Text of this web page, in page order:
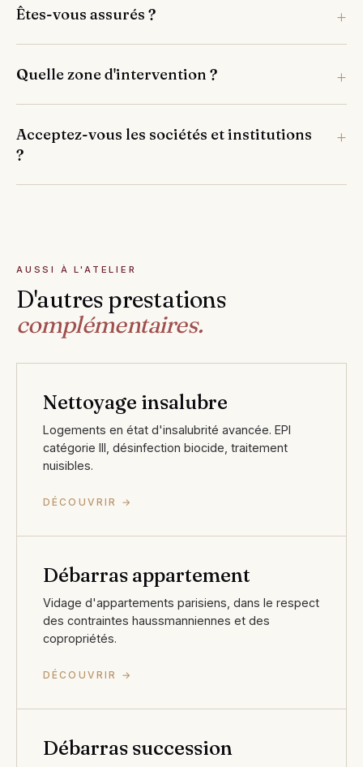
Êtes-vous assurés ?
Quelle zone d'intervention ?
Acceptez-vous les sociétés et institutions
?
AUSSI À L'ATELIER
D'autres prestations
complémentaires.
Nettoyage insalubre
Logements en état d'insalubrité avancée. EPI
catégorie III, désinfection biocide, traitement
nuisibles.
DÉCOUVRIR →
Débarras appartement
Vidage d'appartements parisiens, dans le respect
des contraintes haussmanniennes et des
copropriétés.
DÉCOUVRIR →
Débarras succession